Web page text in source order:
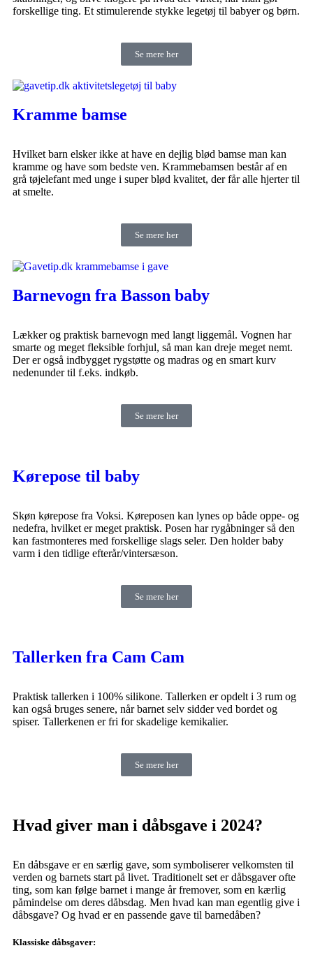
forskellige ting. Et stimulerende stykke legetøj til babyer og børn.
Se mere her
Kramme bamse
Hvilket barn elsker ikke at have en dejlig blød bamse man kan
kramme og have som bedste ven. Krammebamsen består af en
grå tøjelefant med unge i super blød kvalitet, der får alle hjerter til
at smelte.
Se mere her
Barnevogn fra Basson baby
Lækker og praktisk barnevogn med langt liggemål. Vognen har
smarte og meget fleksible forhjul, så man kan dreje meget nemt.
Der er også indbygget rygstøtte og madras og en smart kurv
nedenunder til f.eks. indkøb.
Se mere her
Kørepose til baby
Skøn kørepose fra Voksi. Køreposen kan lynes op både oppe- og
nedefra, hvilket er meget praktisk. Posen har rygåbninger så den
kan fastmonteres med forskellige slags seler. Den holder baby
varm i den tidlige efterår/vintersæson.
Se mere her
Tallerken fra Cam Cam
Praktisk tallerken i 100% silikone. Tallerken er opdelt i 3 rum og
kan også bruges senere, når barnet selv sidder ved bordet og
spiser. Tallerkenen er fri for skadelige kemikalier.
Se mere her
Hvad giver man i dåbsgave i 2024?
En dåbsgave er en særlig gave, som symboliserer velkomsten til
verden og barnets start på livet. Traditionelt set er dåbsgaver ofte
ting, som kan følge barnet i mange år fremover, som en kærlig
påmindelse om deres dåbsdag. Men hvad kan man egentlig give i
dåbsgave? Og hvad er en passende gave til barnedåben?
Klassiske dåbsgaver: